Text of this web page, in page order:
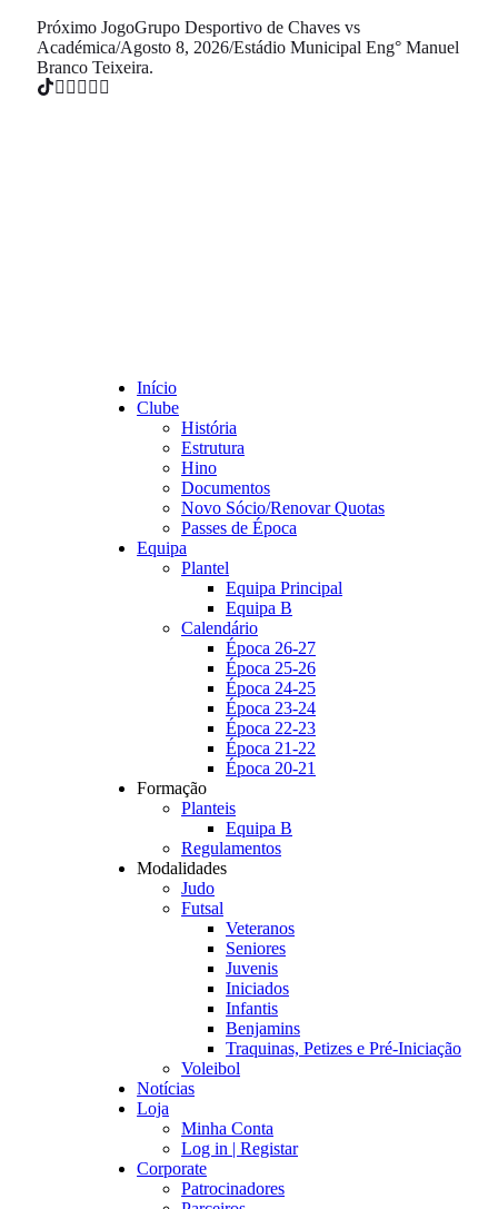
Próximo JogoGrupo Desportivo de Chaves vs
Académica/Agosto 8, 2026/Estádio Municipal Eng° Manuel
Branco Teixeira.
Início
Clube
História
Estrutura
Hino
Documentos
Novo Sócio/Renovar Quotas
Passes de Época
Equipa
Plantel
Equipa Principal
Equipa B
Calendário
Época 26-27
Época 25-26
Época 24-25
Época 23-24
Época 22-23
Época 21-22
Época 20-21
Formação
Planteis
Equipa B
Regulamentos
Modalidades
Judo
Futsal
Veteranos
Seniores
Juvenis
Iniciados
Infantis
Benjamins
Traquinas, Petizes e Pré-Iniciação
Voleibol
Notícias
Loja
Minha Conta
Log in | Registar
Corporate
Patrocinadores